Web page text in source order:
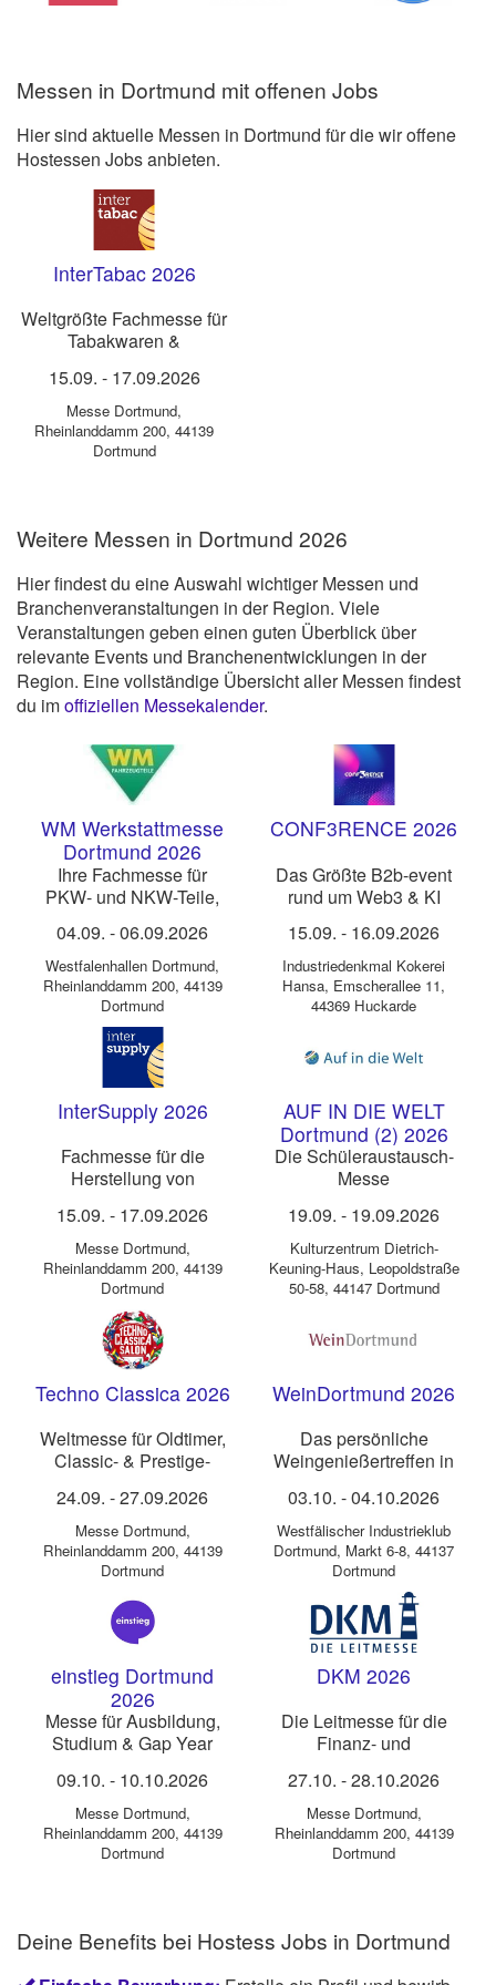
Messen in Dortmund mit offenen Jobs
Hier sind aktuelle Messen in Dortmund für die wir offene
Hostessen Jobs anbieten.
InterTabac 2026
Weltgrößte Fachmesse für
Tabakwaren &
15.09. - 17.09.2026
Messe Dortmund,
Rheinlanddamm 200, 44139
Dortmund
Weitere Messen in Dortmund 2026
Hier findest du eine Auswahl wichtiger Messen und
Branchenveranstaltungen in der Region. Viele
Veranstaltungen geben einen guten Überblick über
relevante Events und Branchenentwicklungen in der
Region. Eine vollständige Übersicht aller Messen findest
du imoffiziellen Messekalender.
WM Werkstattmesse
Dortmund 2026
Ihre Fachmesse für
PKW- und NKW-Teile,
und Werkstattausrüstung
04.09. -06.09.2026
Westfalenhallen Dortmund,
Rheinlanddamm 200, 44139
Dortmund
CONF3RENCE 2026
Das Größte B2b-event
rund um Web3 & KI
15.09. - 16.09.2026
Industriedenkmal Kokerei
Hansa, Emscherallee 11,
44369 Huckarde
InterSupply 2026
Fachmesse für die
Herstellung von
Zigaretten, Pfeifen und
Wasserpfeifen
15.09. - 17.09.2026
Messe Dortmund,
Rheinlanddamm 200, 44139
Dortmund
AUF IN DIE WELT
Dortmund (2) 2026
Die Schüleraustausch-
Messe
19.09. - 19.09.2026
Kulturzentrum Dietrich-
Keuning-Haus, Leopoldstraße
50-58, 44147 Dortmund
Techno Classica 2026
Weltmesse für Oldtimer,
Classic- & Prestige-
Motorräder, Ersatzteile,
Restaurierung und Welt-
Clubtreff
24.09. -27.09.2026
Messe Dortmund,
Rheinlanddamm 200, 44139
Dortmund
WeinDortmund 2026
Das persönliche
Weingenießertreffen in
03.10. -04.10.2026
Westfälischer Industrieklub
Dortmund, Markt 6-8, 44137
Dortmund
einstieg Dortmund
2026
Messe für Ausbildung,
Studium & Gap Year
09.10. - 10.10.2026
Messe Dortmund,
Rheinlanddamm 200, 44139
Dortmund
DKM 2026
Die Leitmesse für die
Finanz- und
27.10. -28.10.2026
Messe Dortmund,
Rheinlanddamm 200, 44139
Dortmund
Deine Benefits bei Hostess Jobs in Dortmund